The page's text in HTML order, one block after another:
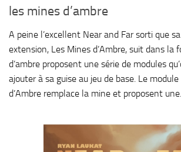
les mines d’ambre
A peine l’excellent Near and Far sorti que
extension, Les Mines d’Ambre, suit dans la
d’ambre proposent une série de modules
ajouter à sa guise au jeu de base. Le
d’Ambre remplace la mine et proposent une...